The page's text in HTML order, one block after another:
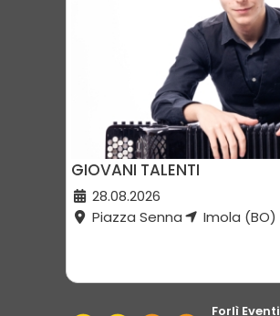
GIOVANI TALENTI
28.08.2026
Piazza Senna
Imola (BO)
Forlì Eventi